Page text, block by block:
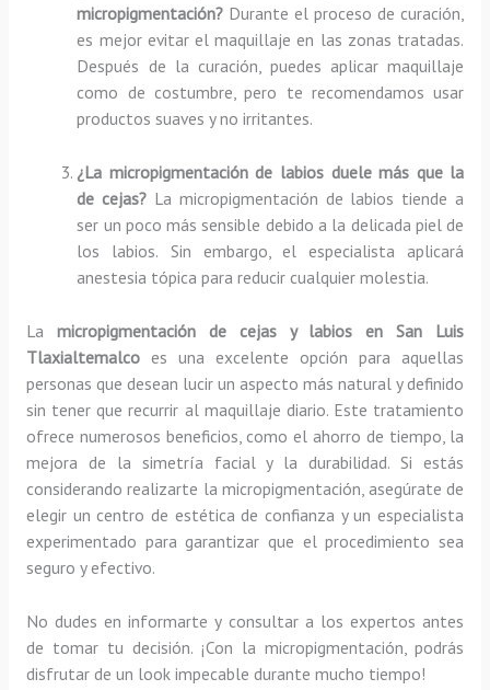
micropigmentación? Durante el proceso de curación,
es mejor evitar el maquillaje en las zonas tratadas.
Después de la curación, puedes aplicar maquillaje
como de costumbre, pero te recomendamos usar
productos suaves y no irritantes.
¿La micropigmentación de labios duele más que la
de cejas? La micropigmentación de labios tiende a
ser un poco más sensible debido a la delicada piel de
los labios. Sin embargo, el especialista aplicará
anestesia tópica para reducir cualquier molestia.
La micropigmentación de cejas y labios en San Luis
Tlaxialtemalcoes una excelente opción para aquellas
personas que desean lucir un aspecto más natural y definido
sin tener que recurrir al maquillaje diario. Este tratamiento
ofrece numerosos beneficios, como el ahorro de tiempo, la
mejora de la simetría facial y la durabilidad. Si estás
considerando realizarte la micropigmentación, asegúrate de
elegir un centro de estética de confianza y un especialista
experimentado para garantizar que el procedimiento sea
seguro y efectivo.
No dudes en informarte y consultar a los expertos antes
de tomar tu decisión. ¡Con la micropigmentación, podrás
disfrutar de un look impecable durante mucho tiempo!